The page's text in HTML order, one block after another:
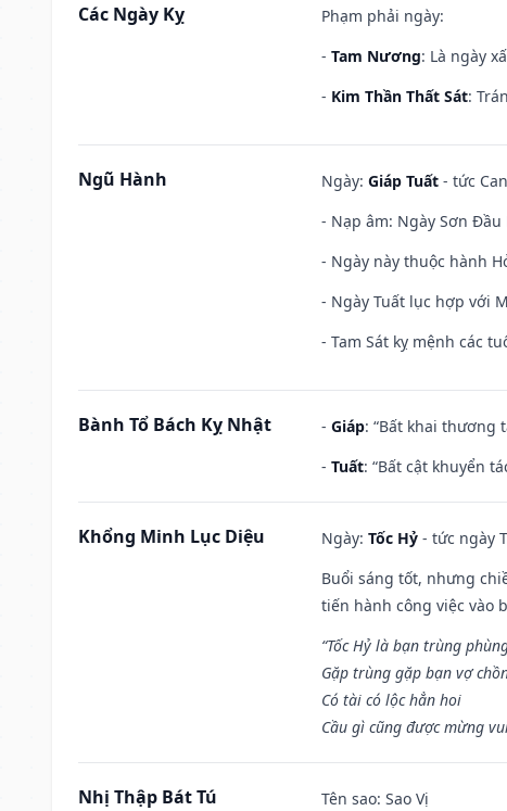
Các Ngày Kỵ
Phạm phải ngày:
- Tam Nương: Là ngày
- Kim Thần Thất Sát:
Ngũ Hành Ngày: Giáp Tuất - tức
- Nạp âm: Ngày Sơn Đầu
- Ngày này thuộc hành
- Ngày Tuất lục hợp với
- Tam Sát kỵ mệnh các
Bành Tổ Bách Kỵ Nhật - Giáp: “Bất khai thương
- Tuất: “Bất cật khuyển
Khổng Minh Lục Diệu Ngày: Tốc Hỷ - tức ngày
Buổi sáng tốt, nhưng
tiến hành công việc vào
“Tốc Hỷ là bạn trùng
Gặp trùng gặp bạn vợ
Có tài có lộc hẳn hoi
Cầu gì cũng được mừng
Nhị Thập Bát Tú Tên sao: Sao Vị